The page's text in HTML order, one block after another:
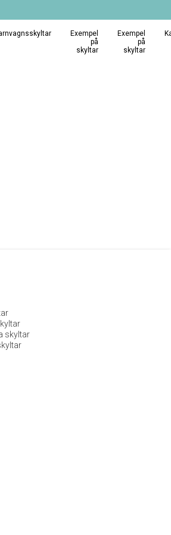
Exempel
på
skyltar
Exempel
på
skyltar
skyltar